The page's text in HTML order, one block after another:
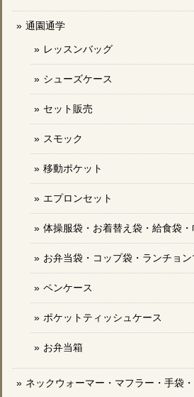
通園通学
レッスンバッグ
シューズケース
セット販売
スモック
移動ポケット
エプロンセット
体操服袋・お着替え袋・給食袋・
お弁当袋・コップ袋・ランチョ
ペンケース
ポケットティッシュケース
お弁当箱
ネックウォーマー・マフラー・手袋